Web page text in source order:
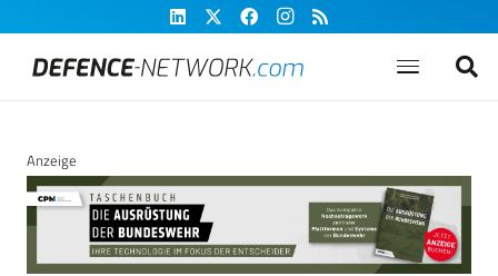
Anzeige